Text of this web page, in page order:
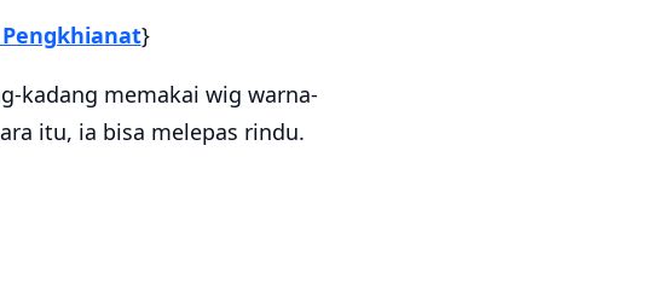
}
kadang memakai wig warna-
itu, ia bisa melepas rindu.